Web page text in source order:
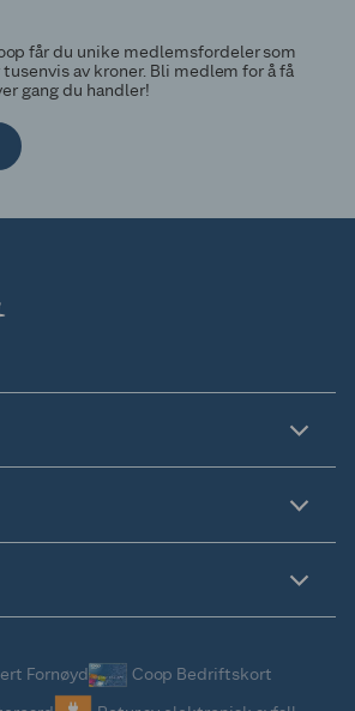
får du unike medlemsfordeler som
av kroner. Bli medlem for å få
gang du handler!
Fornøyd
Coop Bedriftskort